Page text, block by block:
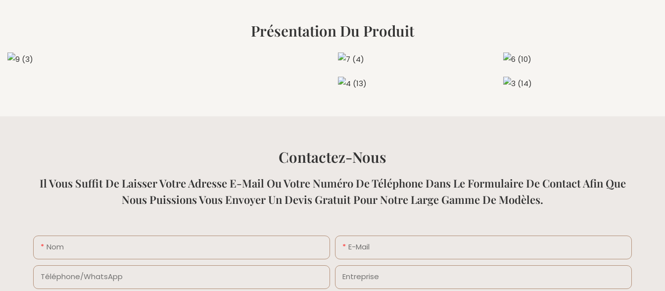
Présentation Du Produit
Contactez-Nous
Il Vous Suffit De Laisser Votre Adresse E-Mail Ou Votre Numéro De Téléphone Dans Le Formulaire De Contact Afin Que
Nous Puissions Vous Envoyer Un Devis Gratuit Pour Notre Large Gamme De Modèles.
Nom E-Mail
Téléphone/WhatsApp Entreprise